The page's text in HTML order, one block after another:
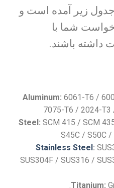
زیر آمده است و
شما با
Aluminum: 6061-T6 /
7075-T6 / 2024-
Steel: SCM 415 / SCM
S45C / S50C
Stainless Steel:
SUS304F / SUS316 /
Titanium: